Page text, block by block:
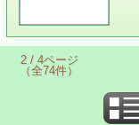
2 / 4ページ
（全74件）